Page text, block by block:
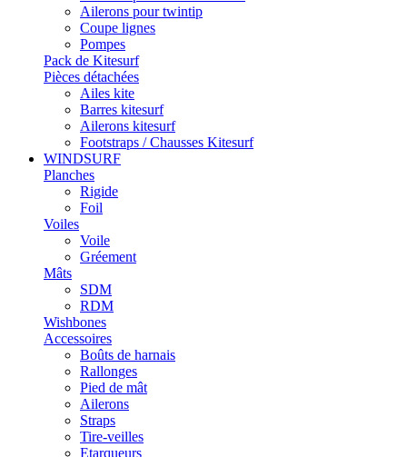
Ailerons pour twintip
Coupe lignes
Pompes
Pack de Kitesurf
Pièces détachées
Ailes kite
Barres kitesurf
Ailerons kitesurf
Footstraps / Chausses Kitesurf
WINDSURF
Planches
Rigide
Foil
Voiles
Voile
Gréement
Mâts
SDM
RDM
Wishbones
Accessoires
Boûts de harnais
Rallonges
Pied de mât
Ailerons
Straps
Tire-veilles
Etarqueurs